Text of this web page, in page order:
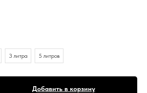
3 литра 5 литров
Добавить в корзину